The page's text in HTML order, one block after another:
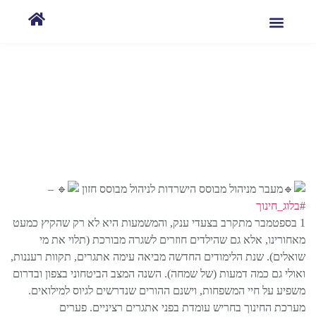
מעבר מניהול מבוסס הישרדות לניהול מבוסס חזון
–
#בלוג_חינוך
1 בספטמבר מתקרב בצעדי ענק, והמשמעות היא לא רק שהקיץ כמעט
מאחורינו, אלא גם שהילדים חוזרים לשגרה מבורכת (תלוי את מי
שואלים). שנת הלימודים החדשה מביאה עימה אתגרים, תקוות רעננות,
ואולי גם כמה דמעות (של שמחה). השנה המצב הביטחוני בצפון ובדרום
משפיע על חיי המשפחות, וישנם ההורים שנדרשים לגיוס למילואים.
מערכת החינוך בחריש עומדת בפני אתגרים רציניים. פערים